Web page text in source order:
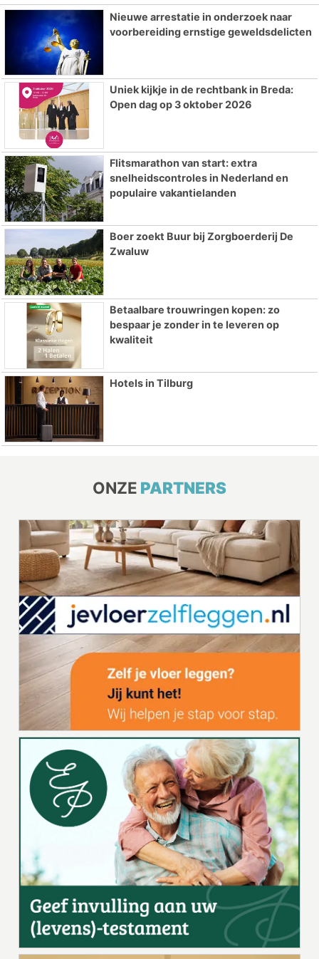
Nieuwe arrestatie in onderzoek naar
voorbereiding ernstige geweldsdelicten
Uniek kijkje in de rechtbank in Breda:
Open dag op 3 oktober 2026
Flitsmarathon van start: extra
snelheidscontroles in Nederland en
populaire vakantielanden
Boer zoekt Buur bij Zorgboerderij De
Zwaluw
Betaalbare trouwringen kopen: zo
bespaar je zonder in te leveren op
kwaliteit
Hotels in Tilburg
ONZE PARTNERS